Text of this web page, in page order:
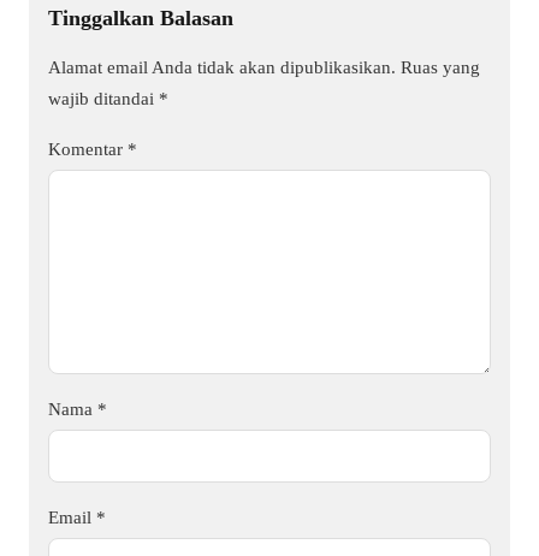
Tinggalkan Balasan
Alamat email Anda tidak akan dipublikasikan. Ruas yang
wajib ditandai *
Komentar *
Nama *
Email *